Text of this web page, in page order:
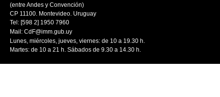
(entre Andes y Convención)
CP 11100. Montevideo. Uruguay
Tel: [598 2] 1950 7960
Mail: CdF@imm.gub.uy
Lunes, miércoles, jueves, viernes: de 10 a 19.30 h.
Martes: de 10 a 21 h. Sábados de 9.30 a 14.30 h.